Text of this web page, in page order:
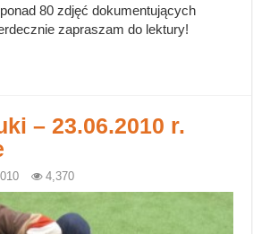
80 zdjęć dokumentujących
zapraszam do lektury!
– 23.06.2010 r.
4,370